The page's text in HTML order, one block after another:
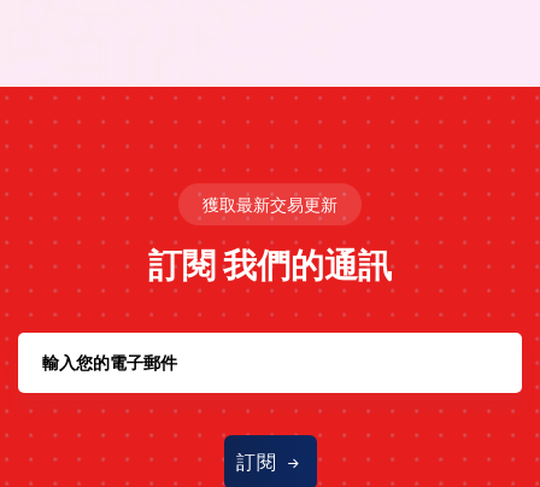
獲取最新交易更新
訂閱我們的通訊
訂閱